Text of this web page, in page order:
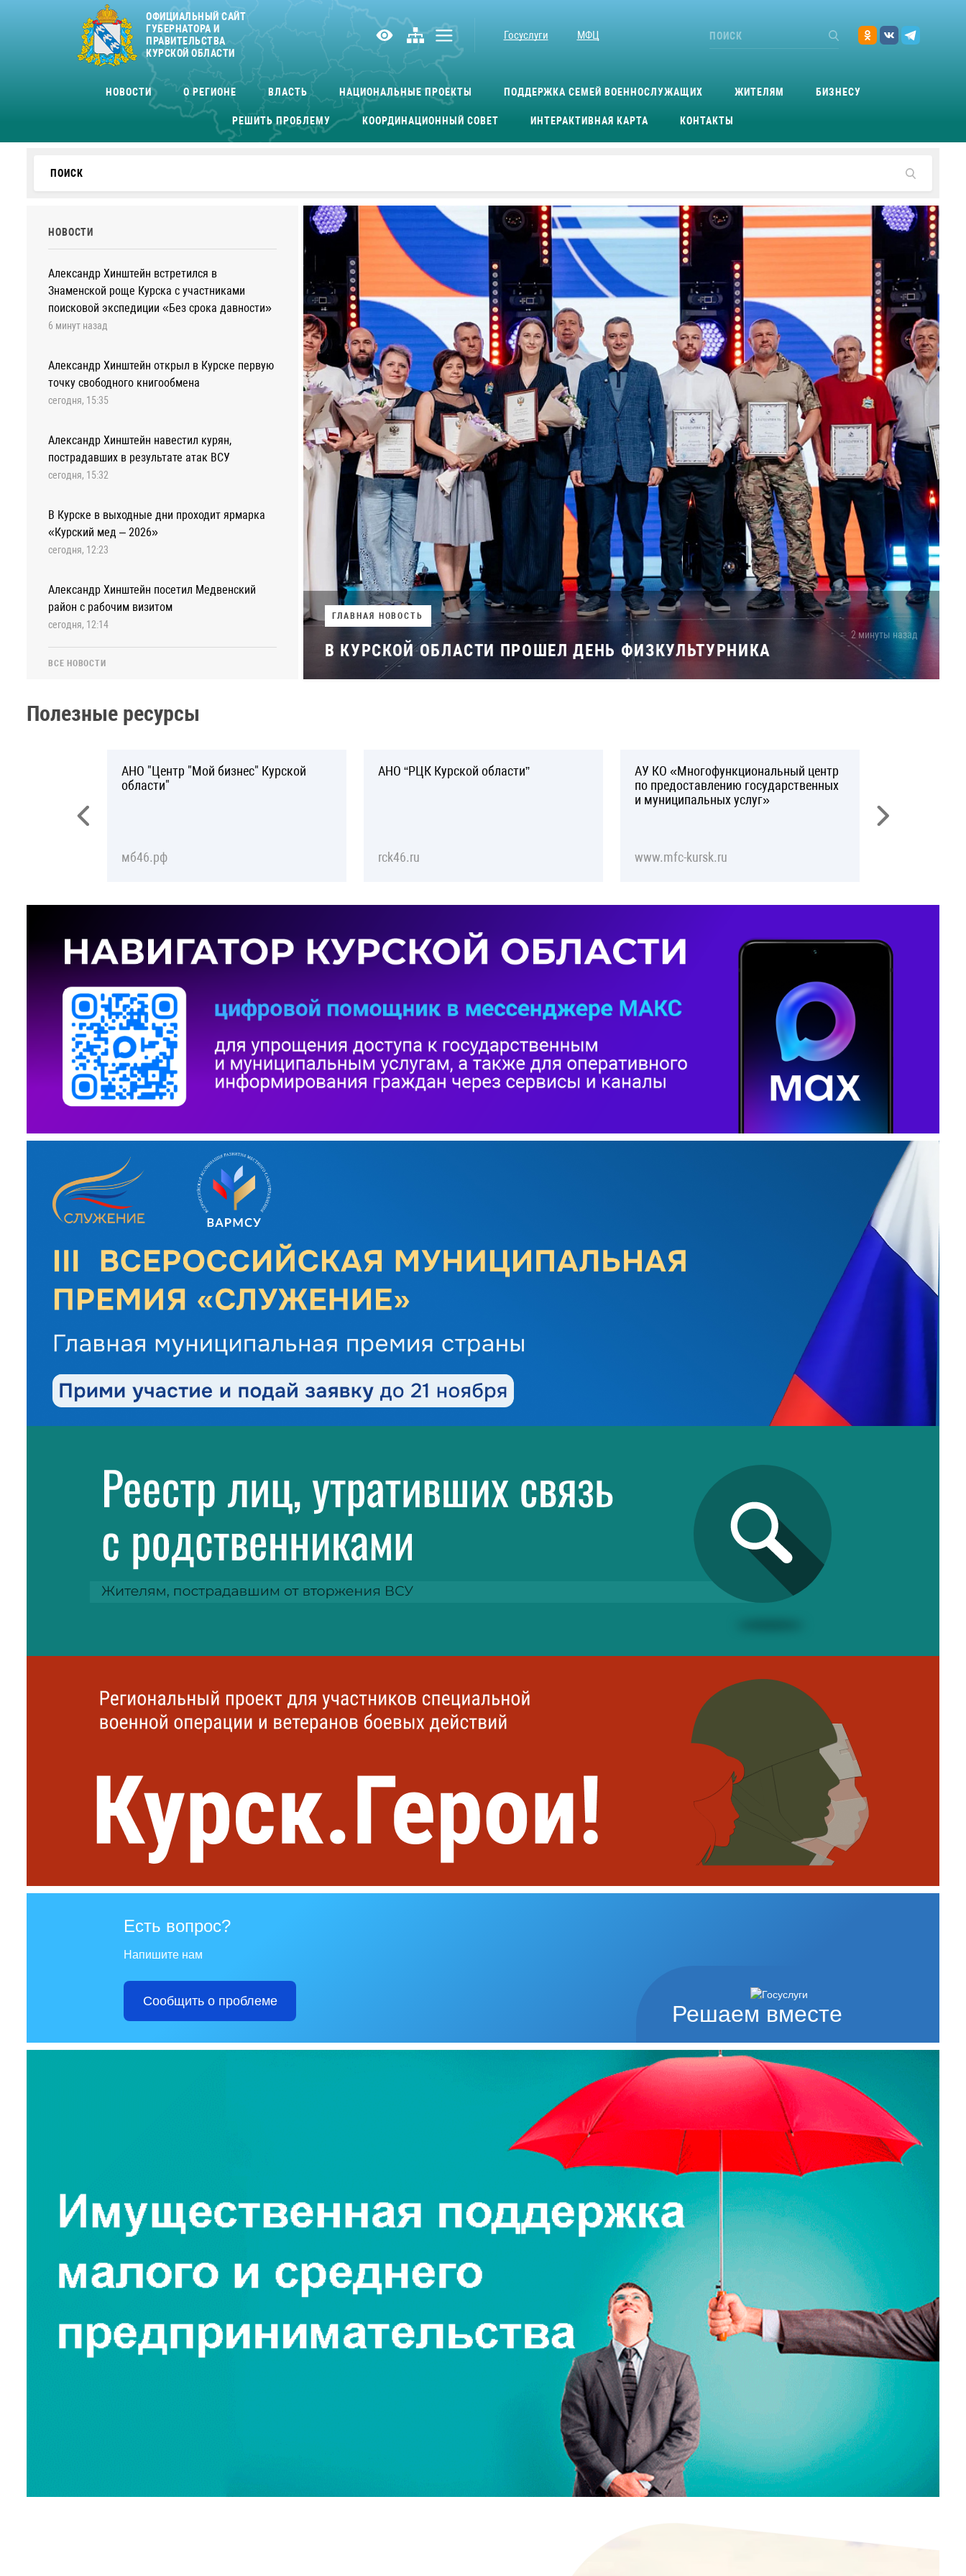
ОФИЦИАЛЬНЫЙ САЙТ
ГУБЕРНАТОРА И
ПРАВИТЕЛЬСТВА
КУРСКОЙ ОБЛАСТИ
Госуслуги МФЦ
НОВОСТИ О РЕГИОНЕ ВЛАСТЬ НАЦИОНАЛЬНЫЕ ПРОЕКТЫ ПОДДЕРЖКА СЕМЕЙ ВОЕННОСЛУЖАЩИХ ЖИТЕЛЯМ БИЗНЕСУ
РЕШИТЬ ПРОБЛЕМУ КООРДИНАЦИОННЫЙ СОВЕТ ИНТЕРАКТИВНАЯ КАРТА КОНТАКТЫ
НОВОСТИ
Александр Хинштейн встретился в
Знаменской роще Курска с участниками
поисковой экспедиции «Без срока давности»
6 минут назад
Александр Хинштейн открыл в Курске первую
точку свободного книгообмена
сегодня, 15:35
Александр Хинштейн навестил курян,
пострадавших в результате атак ВСУ
сегодня, 15:32
В Курске в выходные дни проходит ярмарка
«Курский мед – 2026»
сегодня, 12:23
Александр Хинштейн посетил Медвенский
район с рабочим визитом
сегодня, 12:14
ВСЕ НОВОСТИ
ГЛАВНАЯ НОВОСТЬ
В КУРСКОЙ ОБЛАСТИ ПРОШЕЛ ДЕНЬ ФИЗКУЛЬТУРНИКА
2 минуты назад
Полезные ресурсы
АНО "Центр "Мой бизнес" Курской
области"
мб46.рф
АНО “РЦК Курской области”
rck46.ru
АУ КО «Многофункциональный центр
по предоставлению государственных
и муниципальных услуг»
www.mfc-kursk.ru
Решаем вместе
Есть вопрос?
Напишите нам
Сообщить о проблеме